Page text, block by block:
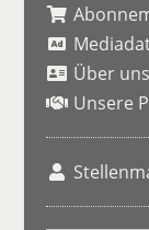
Über uns
Unsere